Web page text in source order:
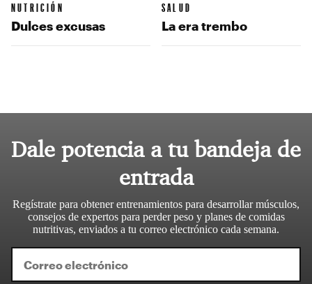
NUTRICIÓN
Dulces excusas
SALUD
La era trembo
Dale potencia a tu bandeja de
entrada
Regístrate para obtener entrenamientos para desarrollar músculos,
consejos de expertos para perder peso y planes de comidas
nutritivas, enviados a tu correo electrónico cada semana.